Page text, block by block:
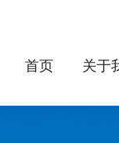
首页 关于